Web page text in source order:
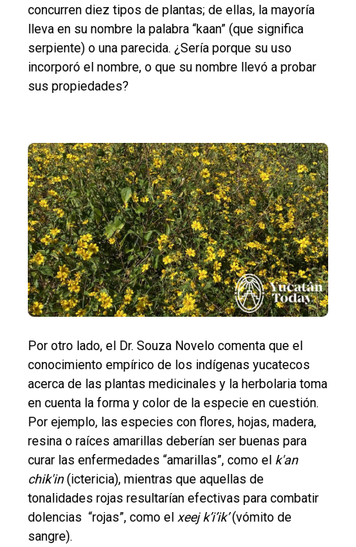
concurren diez tipos de plantas; de ellas, la mayoría
lleva en su nombre la palabra “kaan” (que significa
serpiente) o una parecida. ¿Sería porque su uso
incorporó el nombre, o que su nombre llevó a probar
sus propiedades?
Por otro lado, el Dr. Souza Novelo comenta que el
conocimiento empírico de los indígenas yucatecos
acerca de las plantas medicinales y la herbolaria toma
en cuenta la forma y color de la especie en cuestión.
Por ejemplo, las especies con flores, hojas, madera,
resina o raíces amarillas deberían ser buenas para
curar las enfermedades “amarillas”, como el k'an
chik'in (ictericia), mientras que aquellas de
tonalidades rojas resultarían efectivas para combatir
dolencias “rojas”, como el xeej k’i’ik’ (vómito de
sangre).